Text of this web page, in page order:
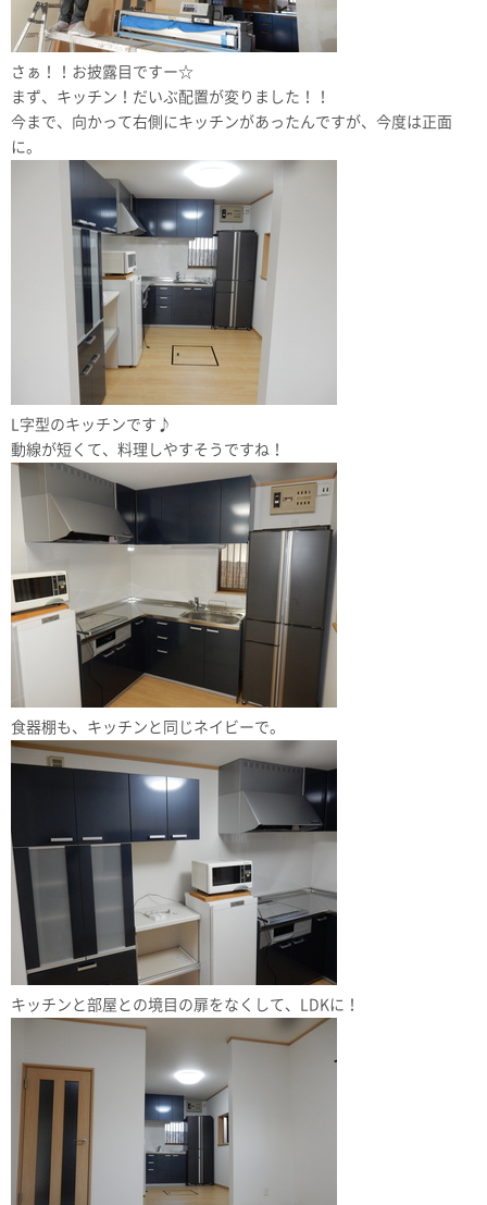
さぁ！！お披露目ですー☆
まず、キッチン！だいぶ配置が変りました！！
今まで、向かって右側にキッチンがあったんですが、今度は正面
に。
L字型のキッチンです♪
動線が短くて、料理しやすそうですね！
食器棚も、キッチンと同じネイビーで。
キッチンと部屋との境目の扉をなくして、LDKに！